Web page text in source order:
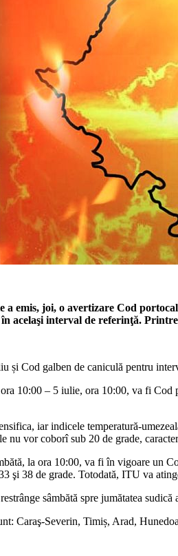
emis, joi, o avertizare Cod
acelaşi interval de referinţă.
și Cod galben de caniculă pentru
10:00 – 5 iulie, ora 10:00, va fi Cod
iar indicele temperatură-
vor coborî sub 20 de grade,
la ora 10:00, va fi în vigoare un
şi 38 de grade. Totodată, ITU va
sâmbătă spre jumătatea
Caraş-Severin, Timiș, Arad,